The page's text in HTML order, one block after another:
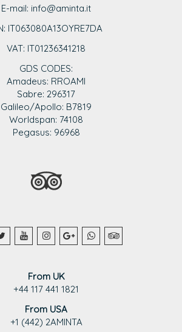
E-mail: info@aminta.it
IT063080A13OYRE7DA
VAT: IT01236341218
GDS CODES:
Amadeus: RROAMI
Sabre: 296317
Galileo/Apollo: B7819
Worldspan: 74108
Pegasus: 96968
From UK
+44 117 441 1821
From USA
+1 (442) 2AMINTA